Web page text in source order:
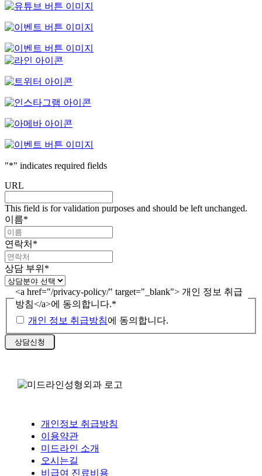
"*" indicates required fields
URL
This field is for validation purposes and should be left unchanged.
이름*
연락처 *
상담 부위 *
<a href="/privacy-policy/" target="_blank"> 개인 정보 취급
방침</a>에 동의합니다.*
개인 정보 취급방침에 동의합니다.
개인정보 취급방침
이용약관
미드라인 소개
오시는길
비급여 진료비용